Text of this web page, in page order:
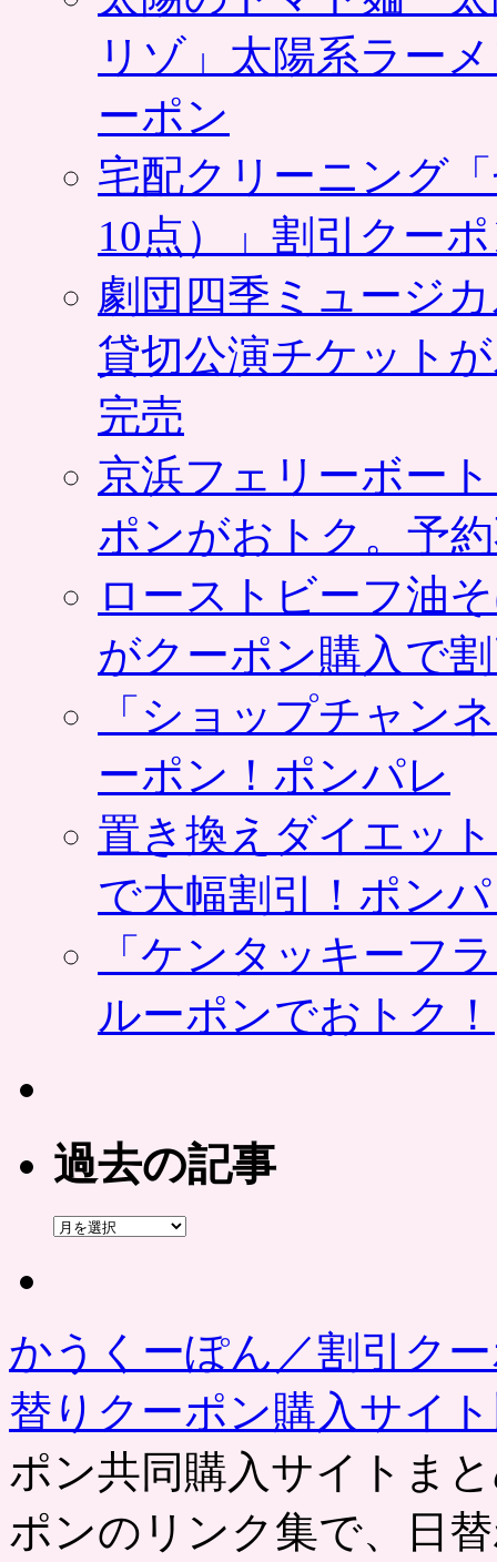
リゾ」太陽系ラー
ーポン
宅配クリーニング
10点）」割引クー
劇団四季ミュージ
貸切公演チケット
完売
京浜フェリーボー
ポンがおトク。予
ローストビーフ油
がクーポン購入で
「ショップチャン
ーポン！ポンパレ
置き換えダイエッ
で大幅割引！ポン
「ケンタッキーフ
ルーポンでおトク！
過去の記事
過
かうくーぽん／割引ク
替りクーポン購入サイ
ポン共同購入サイトま
ポンのリンク集で、日